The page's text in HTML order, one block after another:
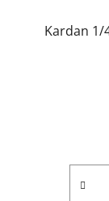
Kardan 1/